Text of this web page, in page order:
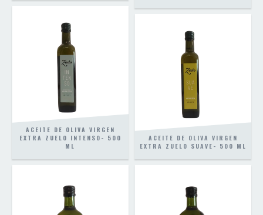
ACEITE DE OLIVA VIRGEN
EXTRA ZUELO INTENSO- 500
ML
ACEITE DE OLIVA VIRGEN
EXTRA ZUELO SUAVE- 500 ML